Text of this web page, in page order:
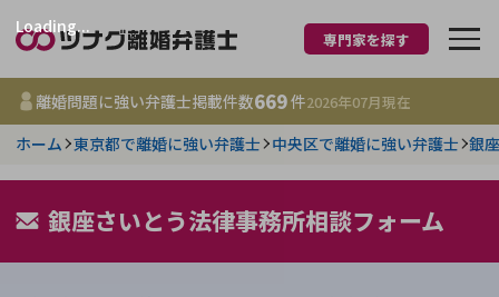
離婚に強い弁護士
都道府県を選択
事務所 669
件
更新日 :2026年07月31日
専門家を探す
離婚問題に強い弁護士掲載件数669件2026年07月現在
ホーム 東京都で離婚に強い弁護士 中央区で離婚に強い弁護士 銀
銀座さいとう法律事務所相談フォーム
Loading...